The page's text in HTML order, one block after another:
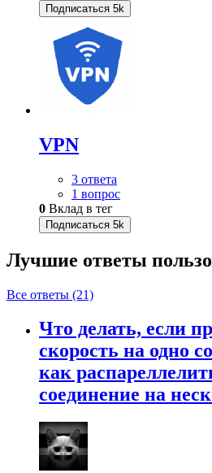
Подписаться 5k
VPN
3 ответа
1 вопрос
0 Вклад в тег
Подписаться 5k
Лучшие ответы
Все ответы (21)
Что делать, если
скорость на одно
как
соединение на